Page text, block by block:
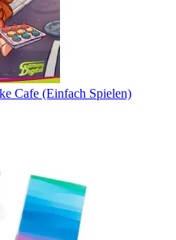
Cafe (Einfach Spielen)